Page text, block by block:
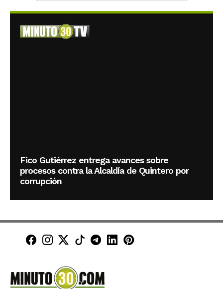
Fico Gutiérrez entrega avances sobre
procesos contra la Alcaldía de Quintero por
corrupción
Minuto30 en Facebook
Minuto30 en Instagram
Minuto30 en X (Twitter)
Minuto30 en TikTok
Canal de Minuto30 en
Minuto30 en LinkedIn
Minuto30 en